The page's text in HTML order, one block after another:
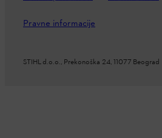
Pravne informacije
STIHL d.o.o., Prekonoška 24, 11077 Beograd